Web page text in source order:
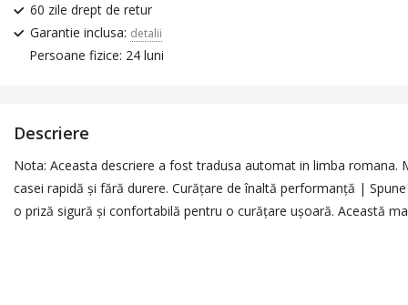
60 zile drept de retur
Garantie inclusa: detalii
Persoane fizice: 24 luni
Descriere
Nota: Aceasta descriere a fost tradusa automat in limba romana.
casei rapidă și fără durere. Curățare de înaltă performanță |
o priză sigură și confortabilă pentru o curățare ușoară. Această